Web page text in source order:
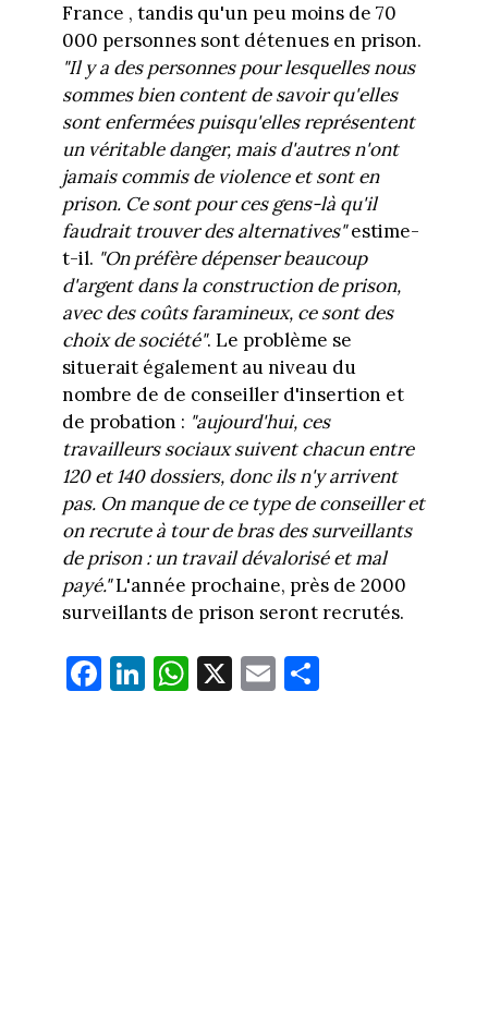
France , tandis qu'un peu moins de 70
000 personnes sont détenues en prison.
"Il y a des personnes pour lesquelles nous
sommes bien content de savoir qu'elles
sont enfermées puisqu'elles représentent
un véritable danger, mais d'autres n'ont
jamais commis de violence et sont en
prison. Ce sont pour ces gens-là qu'il
faudrait trouver des alternatives"estime-
t-il. "On préfère dépenser beaucoup
d'argent dans la construction de prison,
avec des coûts faramineux, ce sont des
choix de société". Le problème se
situerait également au niveau du
nombre de de conseiller d'insertion et
de probation : "aujourd'hui, ces
travailleurs sociaux suivent chacun entre
120 et 140 dossiers, donc ils n'y arrivent
pas. On manque de ce type de conseiller et
on recrute à tour de bras des surveillants
de prison : un travail dévalorisé et mal
payé."L'année prochaine, près de 2000
surveillants de prison seront recrutés.
Fa
ce
Li
nk
W
ha
X E
m
Pa
rt